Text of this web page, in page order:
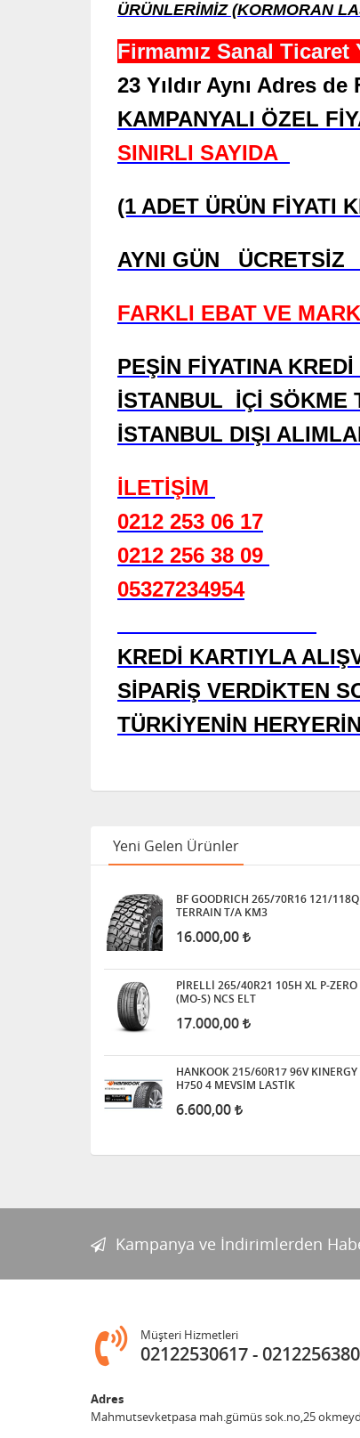
ÜRÜNLERİMİZ (KORMORAN
Firmamız Sanal
23 Yıldır Aynı Adres
KAMPANYALI ÖZEL
SINIRLI SAYIDA
(1 ADET ÜRÜN FİYATI
AYNI GÜN ÜCRETSİZ
FARKLI EBAT VE
PEŞİN FİYATINA
İSTANBUL İÇİ SÖKME
İSTANBUL DIŞI
İLETİŞİM
0212 253 06 17
0212 256 38 09
05327234954
KREDİ KARTIYLA
SİPARİŞ VERDİKTEN
TÜRKİYENİN
Yeni Gelen Ürünler
BF GOODRICH 265/70R16 121/
TERRAIN T/A KM3
16.000,00
PİRELLİ 265/40R21 105H XL P-ZERO
(MO-S) NCS ELT
17.000,00
HANKOOK 215/60R17 96V KINERGY
H750 4 MEVSİM LASTİK
6.600,00
Kampanya ve İndirimlerden
Müşteri Hizmetleri
02122530617
Adres
Mahmutsevketpasa mah.gümüs sok.no,25